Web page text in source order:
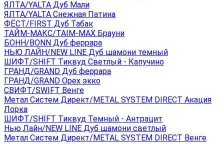
ЯЛТА/YALTA Дуб Мали
ЯЛТА/YALTA Снежная Патина
ФЁСТ/FIRST Дуб Табак
ТАЙМ-МАКС/TAIM-MAX Брауни
БОНН/BONN Дуб феррара
НЬЮ ЛАЙН/NEW LINE Дуб шамони темный
ШИФТ/SHIFT Тиквуд Светлый - Капучино
ГРАНД/GRAND Дуб феррара
ГРАНД/GRAND Орех экко
СВИФТ/SWIFT Венге
Метал Систем Директ/METAL SYSTEM DIRECT Акация
Лорка
ШИФТ/SHIFT Тиквуд Темный - Антрацит
Нью Лайн/NEW LINE Дуб шамони светлый
Метал Систем Директ/METAL SYSTEM DIRECT Венге